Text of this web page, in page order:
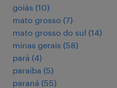
goiás (10)
mato grosso (7)
mato grosso do sul (14)
minas gerais (58)
pará (4)
paraíba (5)
paraná (55)